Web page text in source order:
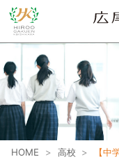
HOME > 高校 > 【中